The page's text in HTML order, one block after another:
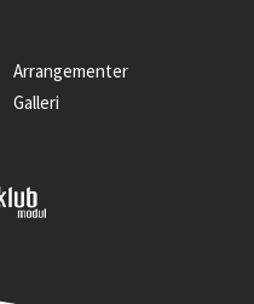
Arrangementer
Galleri